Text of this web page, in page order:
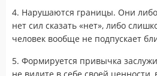
4. Нарушаются границы. Они
нет сил сказать «нет», либо
человек вообще не подпускает
5. Формируется привычка